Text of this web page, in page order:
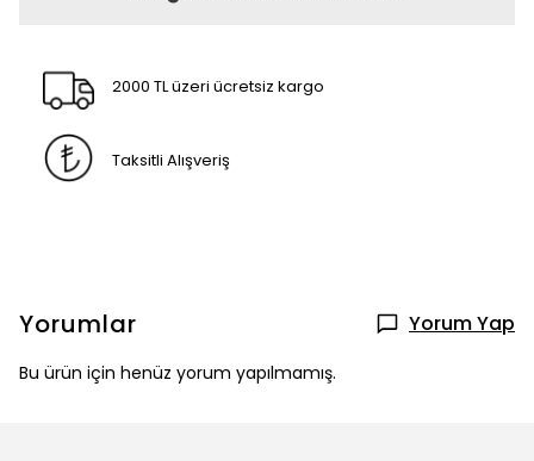
2000 TL üzeri ücretsiz kargo
Taksitli Alışveriş
Yorumlar Yorum Yap
Bu ürün için henüz yorum yapılmamış.